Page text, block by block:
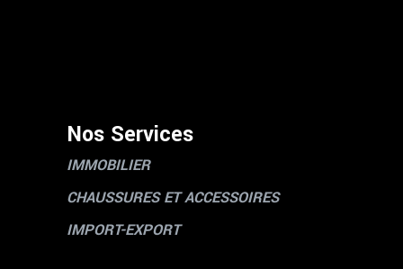
Nos Services
IMMOBILIER
CHAUSSURES ET ACCESSOIRES
IMPORT-EXPORT